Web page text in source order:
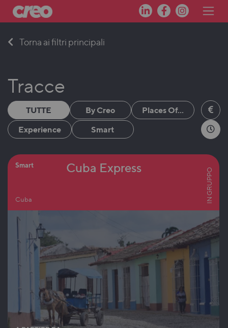
Torna ai filtri principali
Tracce
TUTTE By Creo
Places Of...
Experience
Smart
Smart
Cuba
Cuba Express IN GRUPPO